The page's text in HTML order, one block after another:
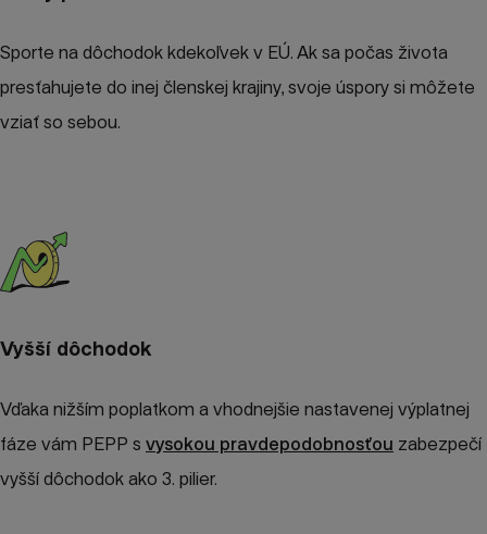
Sporte na dôchodok kdekoľvek v EÚ. Ak sa počas života
presťahujete do inej členskej krajiny, svoje úspory si môžete
vziať so sebou.
Vyšší dôchodok
Vďaka nižším poplatkom a vhodnejšie nastavenej výplatnej
fáze vám PEPP s vysokou pravdepodobnosťou zabezpečí
vyšší dôchodok ako 3. pilier.